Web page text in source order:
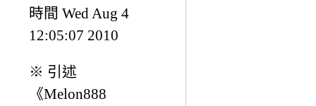
時間 Wed Aug 4
12:05:07 2010
※ 引述
《Melon888